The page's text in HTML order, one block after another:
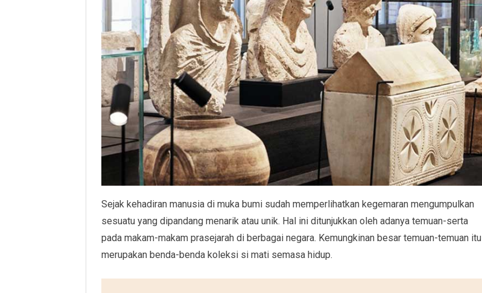
Sejak kehadiran manusia di muka bumi sudah memperlihatkan kegemaran mengumpulkan
sesuatu yang dipandang menarik atau unik. Hal ini ditunjukkan oleh adanya temuan-serta
pada makam-makam prasejarah di berbagai negara. Kemungkinan besar temuan-temuan itu
merupakan benda-benda koleksi si mati semasa hidup.